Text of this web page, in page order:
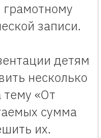
записи.
детям
несколько
тему «От
сумма
их.